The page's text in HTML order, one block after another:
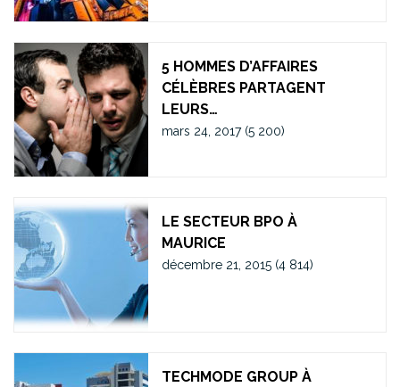
5 HOMMES D’AFFAIRES
CÉLÈBRES PARTAGENT
LEURS…
mars 24, 2017 (5 200)
LE SECTEUR BPO À
MAURICE
décembre 21, 2015 (4 814)
TECHMODE GROUP À